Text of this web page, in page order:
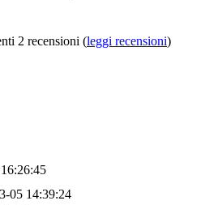
2 recensioni (leggi recensioni)
05 14:39:24